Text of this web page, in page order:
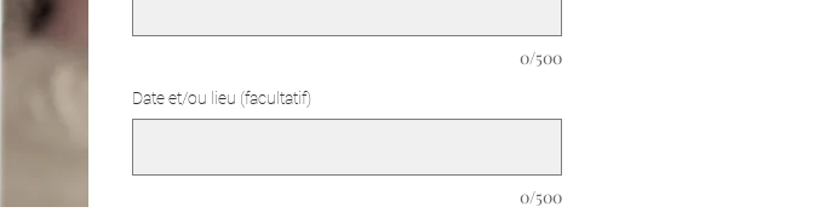
0/500
Date et/ou lieu (facultatif)
0/500